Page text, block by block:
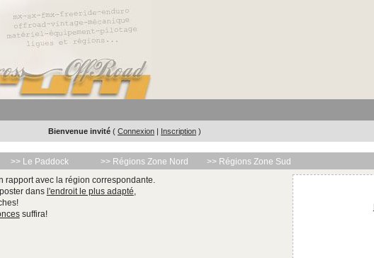
Bienvenue invité ( Connexion | Inscription )
>> Le Paddock >> Régions Zone Nord
>> Régions Zone Sud
rapport avec la région correspondante.
dans l'endroit le plus adapté,
suffira!